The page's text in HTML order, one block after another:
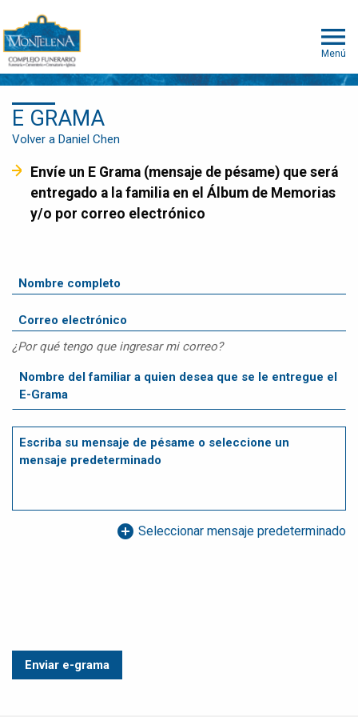
Menú
E GRAMA
Volver a Daniel Chen
Envíe un E Grama (mensaje de pésame) que será
entregado a la familia en el Álbum de Memorias
y/o por correo electrónico
¿Por qué tengo que ingresar mi correo?
add_circle Seleccionar mensaje predeterminado